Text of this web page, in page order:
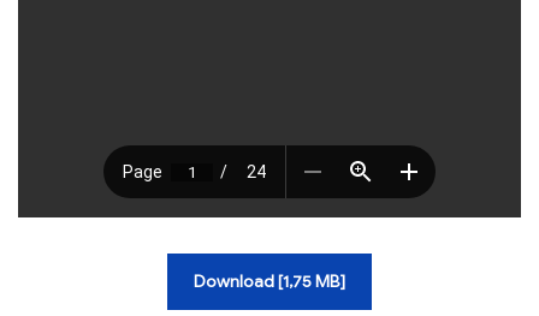
Download [1,75 MB]